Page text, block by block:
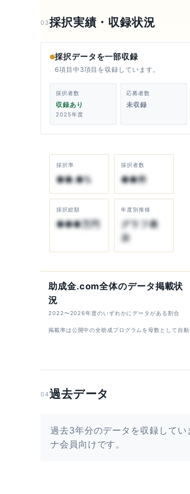
03採択実績・収録状況
採択データを一部収録
6項目中3項目を収録しています。
採択者数
収録あり
2025年度
応募者数
未収録
採択率
●●.●%
採択者数
●●件
採択総額
●●●万円
年度別推移
グラフ表
示
助成金.com全体のデータ掲載状
況
2022〜2026年度のいずれかにデータがある割合
掲載率は公開中の全助成プログラムを母数として自動
04過去データ
過去3年分のデータを収録して
ナ会員向けです。